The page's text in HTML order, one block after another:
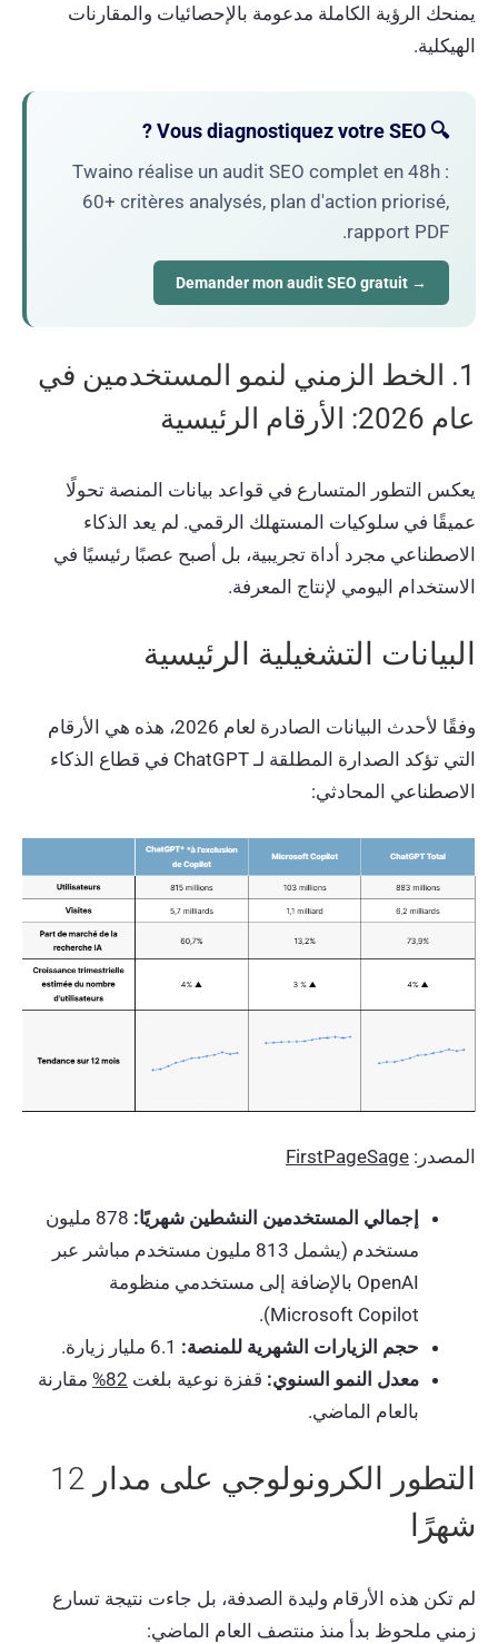
يمنحك الرؤية الكاملة مدعومة بالإحصائيات والمقارنات
الهيكلية.
🔍 Vous diagnostiquez votre SEO ?
Twaino réalise un audit SEO complet en 48h :
60+ critères analysés, plan d'action priorisé,
rapport PDF.
→ Demander mon audit SEO gratuit
1. الخط الزمني لنمو المستخدمين في
عام 2026: الأرقام الرئيسية
يعكس التطور المتسارع في قواعد بيانات المنصة تحولًا
عميقًا في سلوكيات المستهلك الرقمي. لم يعد الذكاء
الاصطناعي مجرد أداة تجريبية، بل أصبح عصبًا رئيسيًا في
الاستخدام اليومي لإنتاج المعرفة.
البيانات التشغيلية الرئيسية
وفقًا لأحدث البيانات الصادرة لعام 2026، هذه هي الأرقام
التي تؤكد الصدارة المطلقة لـ ChatGPT في قطاع الذكاء
الاصطناعي المحادثي:
المصدر: FirstPageSage
إجمالي المستخدمين النشطين شهريًا:
878 مليون
مستخدم (يشمل 813 مليون مستخدم مباشر عبر
OpenAI بالإضافة إلى مستخدمي منظومة
Microsoft Copilot).
حجم الزيارات الشهرية للمنصة:
معدل النمو السنوي: قفزة نوعية بلغت 82%
مقارنة
بالعام الماضي.
التطور الكرونولوجي على مدار 12
شهرًا
لم تكن هذه الأرقام وليدة الصدفة، بل جاءت نتيجة تسارع
زمني ملحوظ بدأ منذ منتصف العام الماضي: